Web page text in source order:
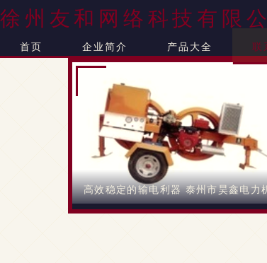
徐州友和网络科技有限
首页 企业简介 产品大全 联
高效稳定的输电利器 泰州市昊鑫电